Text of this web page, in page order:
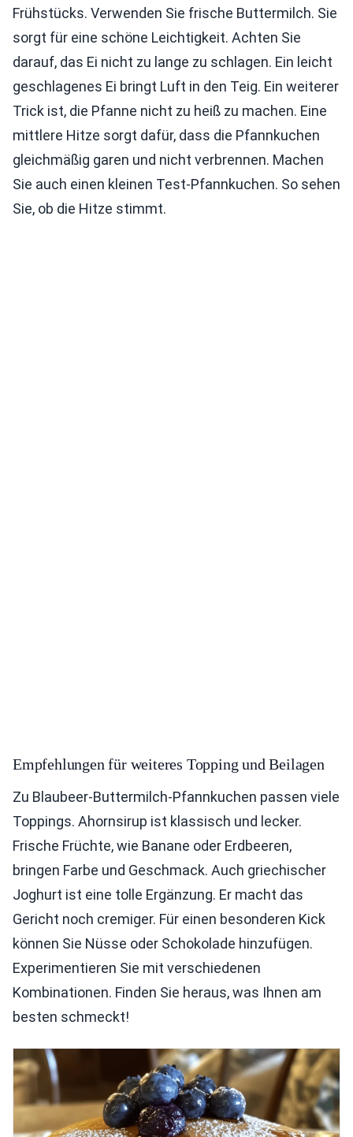
Frühstücks. Verwenden Sie frische Buttermilch. Sie
sorgt für eine schöne Leichtigkeit. Achten Sie
darauf, das Ei nicht zu lange zu schlagen. Ein leicht
geschlagenes Ei bringt Luft in den Teig. Ein weiterer
Trick ist, die Pfanne nicht zu heiß zu machen. Eine
mittlere Hitze sorgt dafür, dass die Pfannkuchen
gleichmäßig garen und nicht verbrennen. Machen
Sie auch einen kleinen Test-Pfannkuchen. So sehen
Sie, ob die Hitze stimmt.
Empfehlungen für weiteres Topping und Beilagen
Zu Blaubeer-Buttermilch-Pfannkuchen passen viele
Toppings. Ahornsirup ist klassisch und lecker.
Frische Früchte, wie Banane oder Erdbeeren,
bringen Farbe und Geschmack. Auch griechischer
Joghurt ist eine tolle Ergänzung. Er macht das
Gericht noch cremiger. Für einen besonderen Kick
können Sie Nüsse oder Schokolade hinzufügen.
Experimentieren Sie mit verschiedenen
Kombinationen. Finden Sie heraus, was Ihnen am
besten schmeckt!